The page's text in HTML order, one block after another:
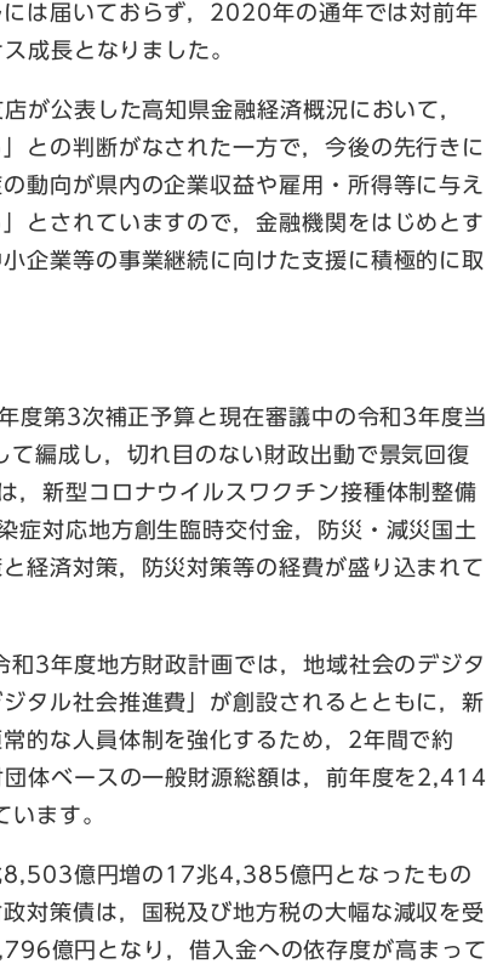
は届いておらず，2020年の通年では対前年
成長となりました。
公表した高知県金融経済概況において，
との判断がなされた一方で，今後の先行きに
動向が県内の企業収益や雇用・所得等に与え
とされていますので，金融機関をはじめとす
企業等の事業継続に向けた支援に積極的に取
第3次補正予算と現在審議中の令和3年度当
編成し，切れ目のない財政出動で景気回復
，新型コロナウイルスワクチン接種体制整備
症対応地方創生臨時交付金，防災・減災国土
経済対策，防災対策等の経費が盛り込まれて
3年度地方財政計画では，地域社会のデジタ
タル社会推進費」が創設されるとともに，新
的な人員体制を強化するため，2年間で約
体ベースの一般財源総額は，前年度を2,414
ます。
億円増の17兆4,385億円となったもの
対策債は，国税及び地方税の大幅な減収を受
億円となり，借入金への依存度が高まって